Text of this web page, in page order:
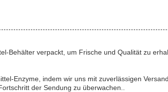
Behälter verpackt, um Frische und Qualität zu
Enzyme, indem wir uns mit zuverlässigen
der Sendung zu überwachen..